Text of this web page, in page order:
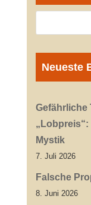
Neueste
Gefährliche
Mystik
7. Juli 2026
Falsche
8. Juni 2026